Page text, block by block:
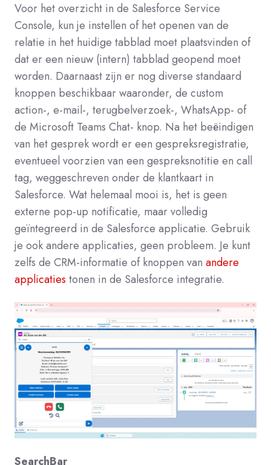
Voor het overzicht in de Salesforce Service
Console, kun je instellen of het openen van de
relatie in het huidige tabblad moet plaatsvinden of
dat er een nieuw (intern) tabblad geopend moet
worden. Daarnaast zijn er nog diverse standaard
knoppen beschikbaar waaronder, de custom
action-, e-mail-, terugbelverzoek-, WhatsApp- of
de Microsoft Teams Chat- knop. Na het beëindigen
van het gesprek wordt er een gespreksregistratie,
eventueel voorzien van een gespreksnotitie en call
tag, weggeschreven onder de klantkaart in
Salesforce. Wat helemaal mooi is, het is geen
externe pop-up notificatie, maar volledig
geïntegreerd in de Salesforce applicatie. Gebruik
je ook andere applicaties, geen probleem. Je kunt
zelfs de CRM-informatie of knoppen van andere
applicaties tonen in de Salesforce integratie.
SearchBar